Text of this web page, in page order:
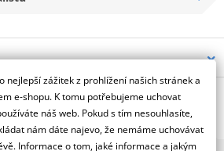
GSXR600/750 06-07 C/SMOKE
nejlepší zážitek z prohlížení našich stránek a
e-shopu. K tomu potřebujeme uchovat
náš web. Pokud s tím nesouhlasíte,
nám dáte najevo, že nemáme uchovávat
Informace o tom, jaké informace a jakým